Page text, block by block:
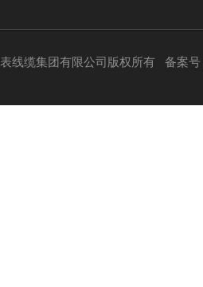
线缆集团有限公司版权所有 备案号